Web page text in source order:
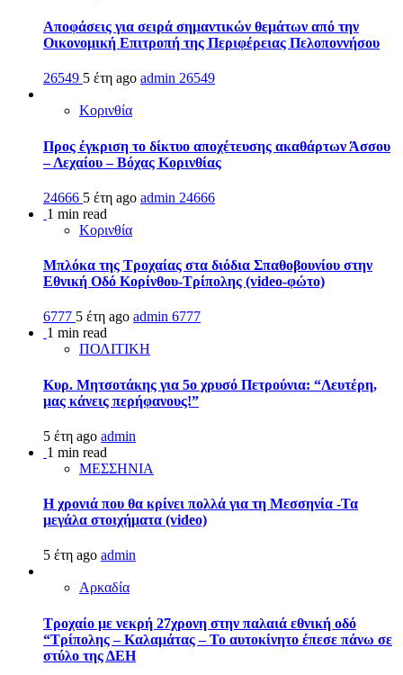
Αποφάσεις για σειρά σημαντικών θεμάτων από την
Οικονομική Επιτροπή της Περιφέρειας Πελοποννήσου
26549 5 έτη ago admin 26549
Κορινθία
Προς έγκριση το δίκτυο αποχέτευσης ακαθάρτων Άσσου
– Λεχαίου – Βόχας Κορινθίας
24666 5 έτη ago admin 24666
1 min read
Κορινθία
Μπλόκα της Τροχαίας στα διόδια Σπαθοβουνίου στην
Εθνική Οδό Κορίνθου-Τρίπολης (video-φώτο)
6777 5 έτη ago admin 6777
1 min read
ΠΟΛΙΤΙΚΗ
Κυρ. Μητσοτάκης για 5ο χρυσό Πετρούνια: “Λευτέρη,
μας κάνεις περήφανους!”
5 έτη ago admin
1 min read
ΜΕΣΣΗΝΙΑ
Η χρονιά που θα κρίνει πολλά για τη Μεσσηνία -Τα
μεγάλα στοιχήματα (video)
5 έτη ago admin
Αρκαδία
Τροχαίο με νεκρή 27χρονη στην παλαιά εθνική οδό
“Τρίπολης – Καλαμάτας – Το αυτοκίνητο έπεσε πάνω σε
στύλο της ΔΕΗ